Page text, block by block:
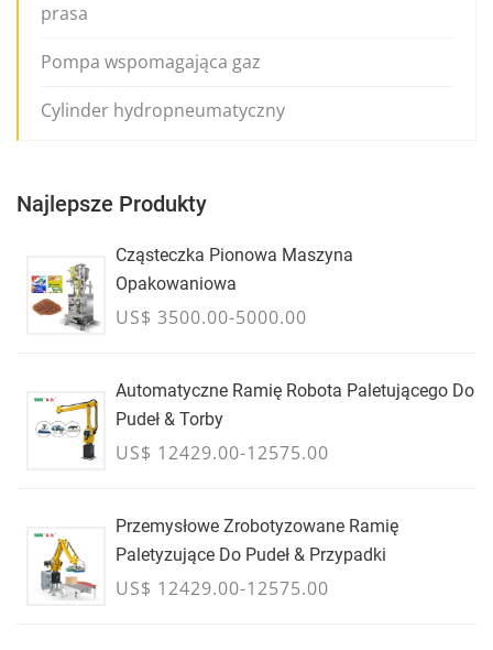
prasa
Pompa wspomagająca gaz
Cylinder hydropneumatyczny
Najlepsze Produkty
Cząsteczka Pionowa Maszyna
Opakowaniowa
US$ 3500.00-5000.00
Automatyczne Ramię Robota Paletującego Do
Pudeł & Torby
US$ 12429.00-12575.00
Przemysłowe Zrobotyzowane Ramię
Paletyzujące Do Pudeł & Przypadki
US$ 12429.00-12575.00